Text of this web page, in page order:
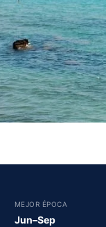
MEJOR ÉPOCA
Jun–Sep